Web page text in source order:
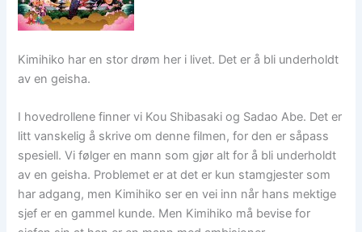
Kimihiko har en stor drøm her i livet. Det er å bli underholdt
av en geisha.
I hovedrollene finner vi Kou Shibasaki og Sadao Abe. Det er
litt vanskelig å skrive om denne filmen, for den er såpass
spesiell. Vi følger en mann som gjør alt for å bli underholdt
av en geisha. Problemet er at det er kun stamgjester som
har adgang, men Kimihiko ser en vei inn når hans mektige
sjef er en gammel kunde. Men Kimihiko må bevise for